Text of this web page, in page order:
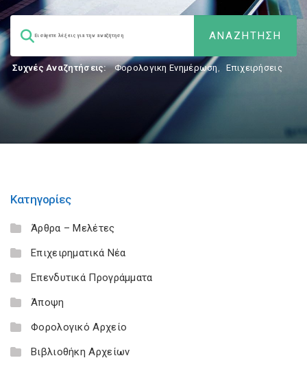
Συχνές Αναζητήσεις: Φορολογικη Ενημέρωση, Επιχειρήσεις
Κατηγορίες
Άρθρα – Μελέτες
Επιχειρηματικά Νέα
Επενδυτικά Προγράμματα
Άποψη
Φορολογικό Αρχείο
Βιβλιοθήκη Αρχείων